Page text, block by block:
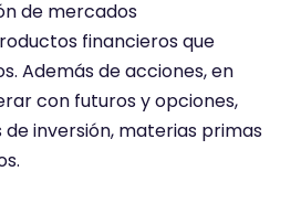
de mercados
financieros que
Además de acciones, en
con futuros y opciones,
de inversión, materias primas